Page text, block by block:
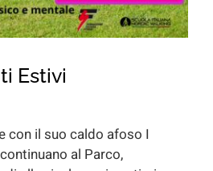
Estivi
con il suo caldo afoso I
al Parco,